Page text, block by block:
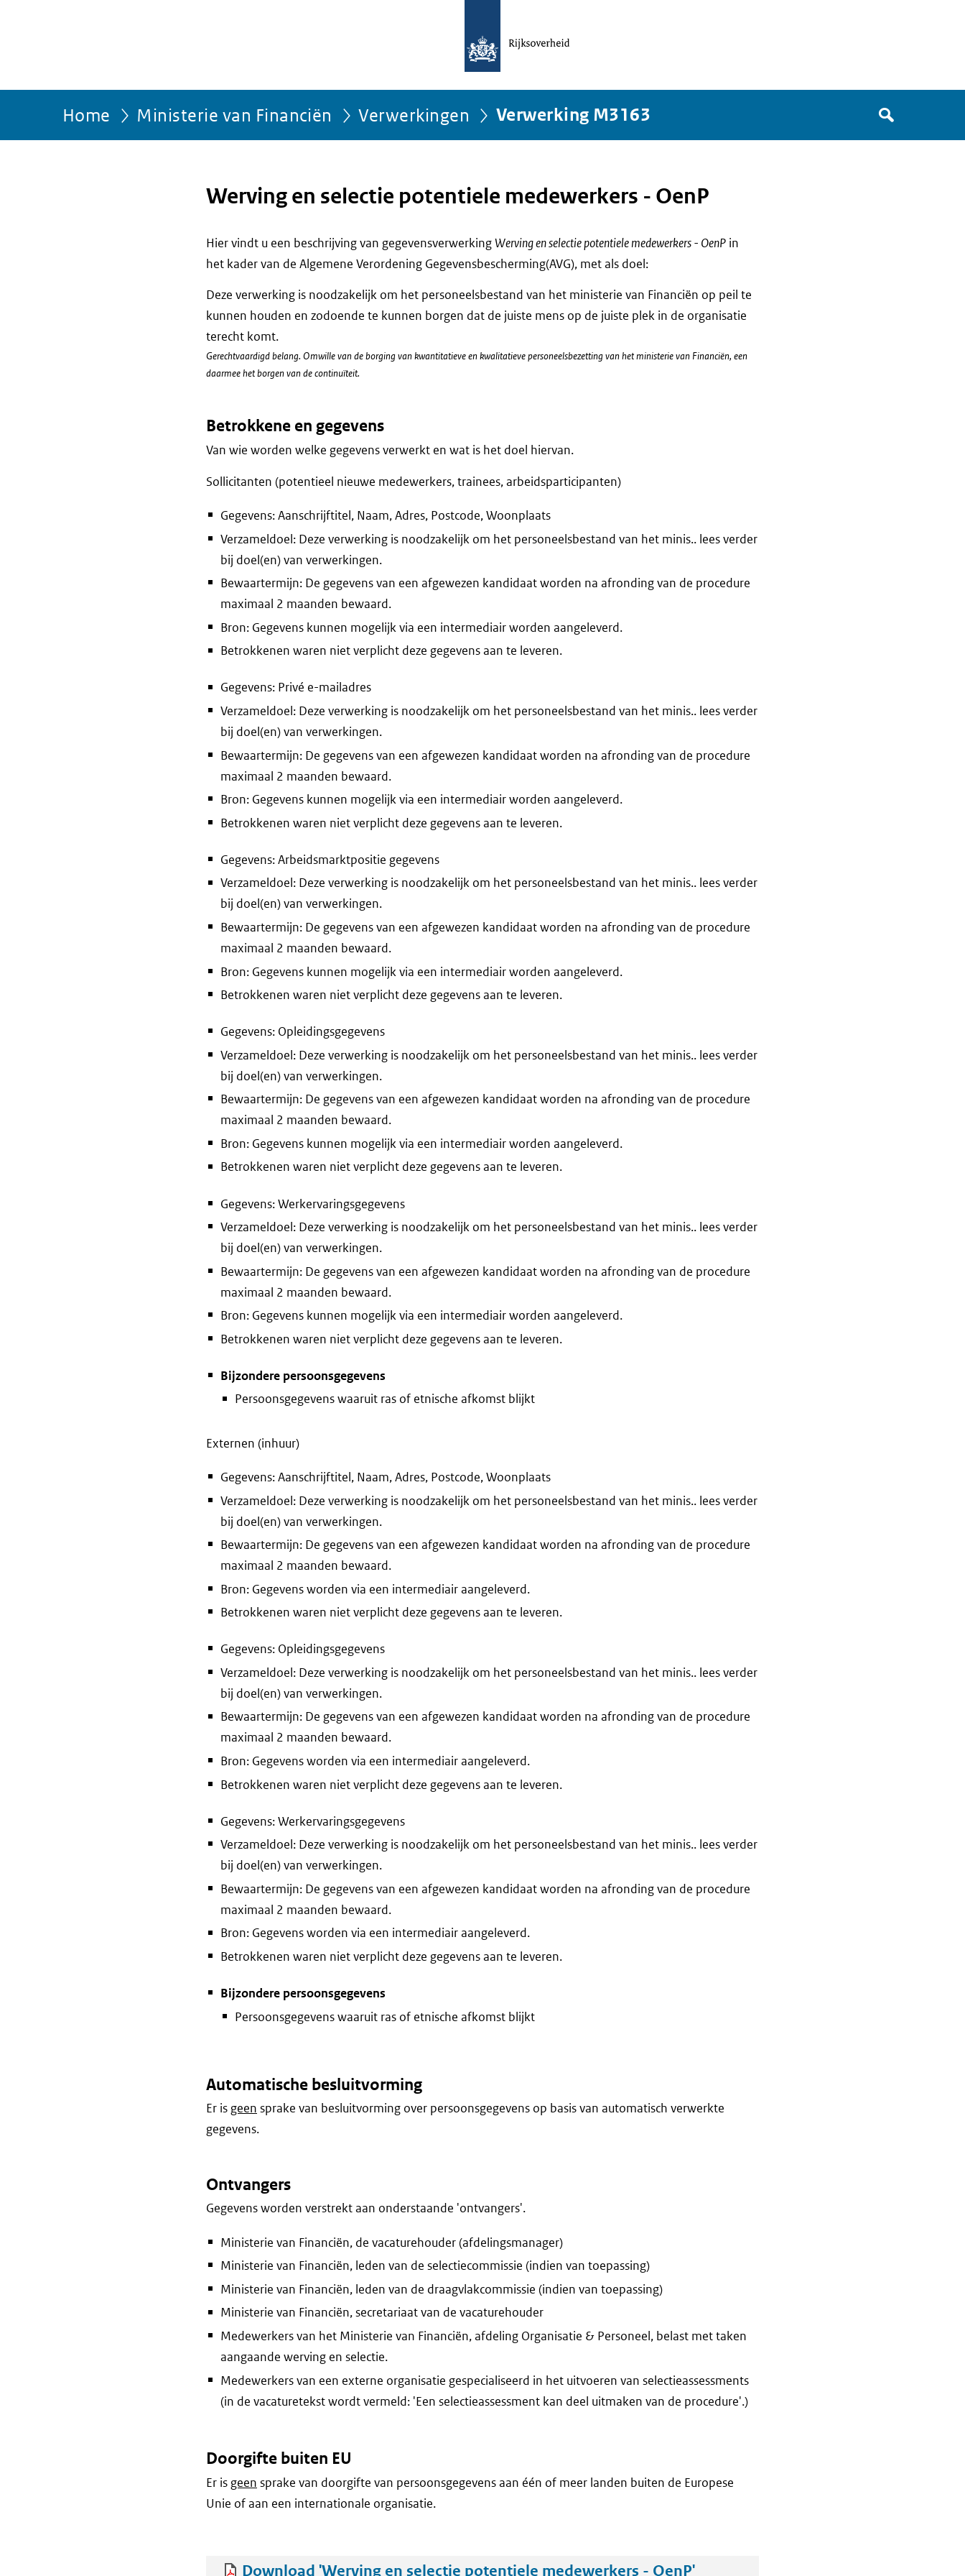
Home Ministerie van Financiën Verwerkingen Verwerking M3163
het
Werving en selectie potentiele medewerkers - OenP
Hier vindt u een beschrijving van gegevensverwerkingWerving en selectie potentiele medewerkers - OenP in
het kader van de Algemene Verordening Gegevensbescherming(AVG), met als doel:
Deze verwerking is noodzakelijk om het personeelsbestand van het ministerie van Financiën op peil te
kunnen houden en zodoende te kunnen borgen dat de juiste mens op de juiste plek in de organisatie
terecht komt.
Gerechtvaardigd belang. Omwille van de borging van kwantitatieve en kwalitatieve personeelsbezetting van het ministerie van Financiën, een
daarmee het borgen van de continuïteit.
Betrokkene en gegevens
Van wie worden welke gegevens verwerkt en wat is het doel hiervan.
Sollicitanten (potentieel nieuwe medewerkers, trainees, arbeidsparticipanten)
Gegevens: Aanschrijftitel, Naam, Adres, Postcode, Woonplaats
Verzameldoel: Deze verwerking is noodzakelijk om het personeelsbestand van het minis.. lees verder
bij doel(en) van verwerkingen.
Bewaartermijn: De gegevens van een afgewezen kandidaat worden na afronding van de procedure
maximaal 2 maanden bewaard.
Bron: Gegevens kunnen mogelijk via een intermediair worden aangeleverd.
Betrokkenen waren niet verplicht deze gegevens aan te leveren.
Gegevens: Privé e-mailadres
Verzameldoel: Deze verwerking is noodzakelijk om het personeelsbestand van het minis.. lees verder
bij doel(en) van verwerkingen.
Bewaartermijn: De gegevens van een afgewezen kandidaat worden na afronding van de procedure
maximaal 2 maanden bewaard.
Bron: Gegevens kunnen mogelijk via een intermediair worden aangeleverd.
Betrokkenen waren niet verplicht deze gegevens aan te leveren.
Gegevens: Arbeidsmarktpositie gegevens
Verzameldoel: Deze verwerking is noodzakelijk om het personeelsbestand van het minis.. lees verder
bij doel(en) van verwerkingen.
Bewaartermijn: De gegevens van een afgewezen kandidaat worden na afronding van de procedure
maximaal 2 maanden bewaard.
Bron: Gegevens kunnen mogelijk via een intermediair worden aangeleverd.
Betrokkenen waren niet verplicht deze gegevens aan te leveren.
Gegevens: Opleidingsgegevens
Verzameldoel: Deze verwerking is noodzakelijk om het personeelsbestand van het minis.. lees verder
bij doel(en) van verwerkingen.
Bewaartermijn: De gegevens van een afgewezen kandidaat worden na afronding van de procedure
maximaal 2 maanden bewaard.
Bron: Gegevens kunnen mogelijk via een intermediair worden aangeleverd.
Betrokkenen waren niet verplicht deze gegevens aan te leveren.
Gegevens: Werkervaringsgegevens
Verzameldoel: Deze verwerking is noodzakelijk om het personeelsbestand van het minis.. lees verder
bij doel(en) van verwerkingen.
Bewaartermijn: De gegevens van een afgewezen kandidaat worden na afronding van de procedure
maximaal 2 maanden bewaard.
Bron: Gegevens kunnen mogelijk via een intermediair worden aangeleverd.
Betrokkenen waren niet verplicht deze gegevens aan te leveren.
Bijzondere persoonsgegevens
Persoonsgegevens waaruit ras of etnische afkomst blijkt
Externen (inhuur)
Gegevens: Aanschrijftitel, Naam, Adres, Postcode, Woonplaats
Verzameldoel: Deze verwerking is noodzakelijk om het personeelsbestand van het minis.. lees verder
bij doel(en) van verwerkingen.
Bewaartermijn: De gegevens van een afgewezen kandidaat worden na afronding van de procedure
maximaal 2 maanden bewaard.
Bron: Gegevens worden via een intermediair aangeleverd.
Betrokkenen waren niet verplicht deze gegevens aan te leveren.
Gegevens: Opleidingsgegevens
Verzameldoel: Deze verwerking is noodzakelijk om het personeelsbestand van het minis.. lees verder
bij doel(en) van verwerkingen.
Bewaartermijn: De gegevens van een afgewezen kandidaat worden na afronding van de procedure
maximaal 2 maanden bewaard.
Bron: Gegevens worden via een intermediair aangeleverd.
Betrokkenen waren niet verplicht deze gegevens aan te leveren.
Gegevens: Werkervaringsgegevens
Verzameldoel: Deze verwerking is noodzakelijk om het personeelsbestand van het minis.. lees verder
bij doel(en) van verwerkingen.
Bewaartermijn: De gegevens van een afgewezen kandidaat worden na afronding van de procedure
maximaal 2 maanden bewaard.
Bron: Gegevens worden via een intermediair aangeleverd.
Betrokkenen waren niet verplicht deze gegevens aan te leveren.
Bijzondere persoonsgegevens
Persoonsgegevens waaruit ras of etnische afkomst blijkt
Automatische besluitvorming
Er is geen sprake van besluitvorming over persoonsgegevens op basis van automatisch verwerkte
gegevens.
Ontvangers
Gegevens worden verstrekt aan onderstaande 'ontvangers'.
Ministerie van Financiën, de vacaturehouder (afdelingsmanager)
Ministerie van Financiën, leden van de selectiecommissie (indien van toepassing)
Ministerie van Financiën, leden van de draagvlakcommissie (indien van toepassing)
Ministerie van Financiën, secretariaat van de vacaturehouder
Medewerkers van het Ministerie van Financiën, afdeling Organisatie & Personeel, belast met taken
aangaande werving en selectie.
Medewerkers van een externe organisatie gespecialiseerd in het uitvoeren van selectieassessments
(in de vacaturetekst wordt vermeld: 'Een selectieassessment kan deel uitmaken van de procedure'.)
Doorgifte buiten EU
Er is geen sprake van doorgifte van persoonsgegevens aan één of meer landen buiten de Europese
Unie of aan een internationale organisatie.
Download 'Werving en selectie potentiele medewerkers - OenP'